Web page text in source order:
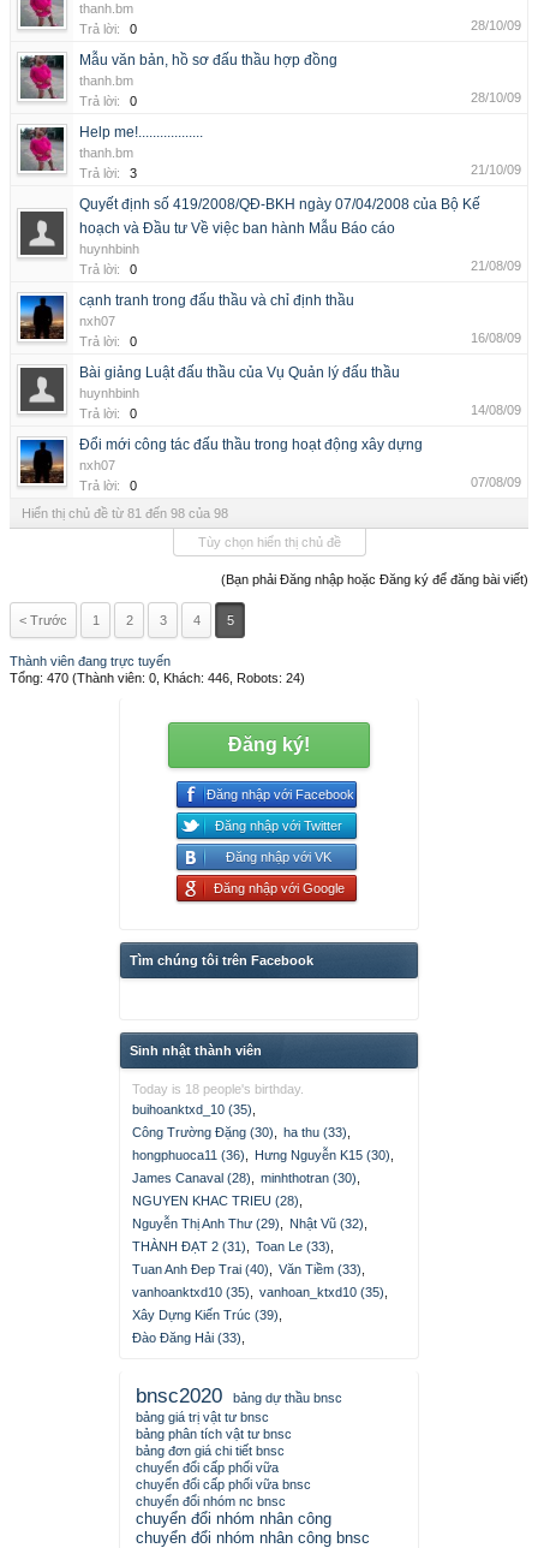
thanh.bm
Trả lời:
0 28/10/09
Mẫu văn bản, hồ sơ đấu thầu hợp đồng
thanh.bm
Trả lời:
0 28/10/09
Help me!..................
thanh.bm
Trả lời:
3 21/10/09
Quyết định số 419/2008/QĐ-BKH ngày 07/04/2008 của Bộ Kế
hoạch và Đầu tư Về việc ban hành Mẫu Báo cáo
huynhbinh
Trả lời:
0 21/08/09
cạnh tranh trong đấu thầu và chỉ định thầu
nxh07
Trả lời:
0 16/08/09
Bài giảng Luật đấu thầu của Vụ Quản lý đấu thầu
huynhbinh
Trả lời:
0 14/08/09
Đổi mới công tác đấu thầu trong hoạt động xây dựng
nxh07
Trả lời:
0 07/08/09
Hiển thị chủ đề từ 81 đến 98 của 98
Tùy chọn hiển thị chủ đề
(Bạn phải Đăng nhập hoặc Đăng ký để đăng bài viết)
< Trước 1 2 3 4 5
Thành viên đang trực tuyến
Tổng: 470 (Thành viên: 0, Khách: 446, Robots: 24)
Đăng ký!
Đăng nhập với Facebook
Đăng nhập với Twitter
Đăng nhập với VK
Đăng nhập với Google
Tìm chúng tôi trên Facebook
Sinh nhật thành viên
Today is 18 people's birthday.
buihoanktxd_10 (35)
Công Trường Đặng (30)
ha thu (33)
hongphuoca11 (36)
Hưng Nguyễn K15 (30)
James Canaval (28)
minhthotran (30)
NGUYEN KHAC TRIEU (28)
Nguyễn Thị Anh Thư (29)
Nhật Vũ (32)
THÀNH ĐẠT 2 (31)
Toan Le (33)
Tuan Anh Đep Trai (40)
Văn Tiềm (33)
vanhoanktxd10 (35)
vanhoan_ktxd10 (35)
Xây Dựng Kiến Trúc (39)
Đào Đăng Hải (33)
bnsc2020
bảng dự thầu bnsc
bảng giá trị vật tư bnsc
bảng phân tích vật tư bnsc
bảng đơn giá chi tiết bnsc
chuyển đổi cấp phối vữa
chuyển đổi cấp phối vữa bnsc
chuyển đổi nhóm nc bnsc
chuyển đổi nhóm nhân công
chuyển đổi nhóm nhân công bnsc